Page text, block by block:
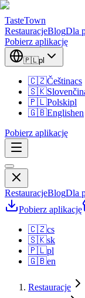
TasteTown
RestauracjeBlogDla
Pobierz aplikację
🇵🇱pl
🇨🇿Češtinacs
🇸🇰
🇵🇱Polskipl
🇬🇧Englishen
Pobierz aplikację
RestauracjeBlogDla
Pobierz aplikację
🇨🇿cs
🇸🇰sk
🇵🇱pl
🇬🇧en
Restauracje